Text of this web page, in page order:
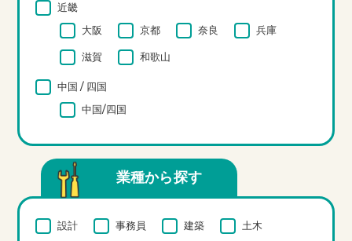
近畿
大阪
京都 奈良 兵庫
滋賀 和歌山
中国 / 四国
中国/四国
業種から探す
設計 事務員 建築 土木